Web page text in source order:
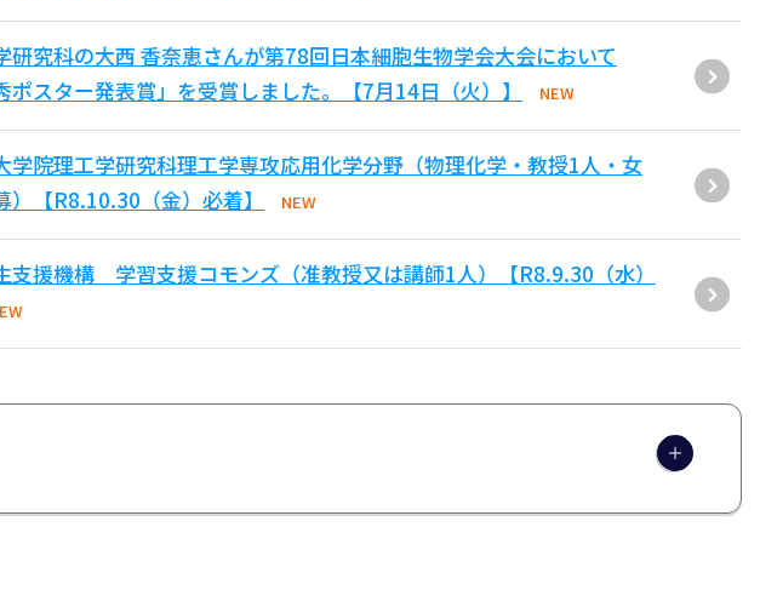
研究科の大西 香奈恵さんが第78回日本細胞生物学会大会において
ポスター発表賞」を受賞しました。【7月14日（火）】
NEW
学院理工学研究科理工学専攻応用化学分野（物理化学・教授1人・女
）【R8.10.30（金）必着】
NEW
支援機構 学習支援コモンズ（准教授又は講師1人）【R8.9.30（水）